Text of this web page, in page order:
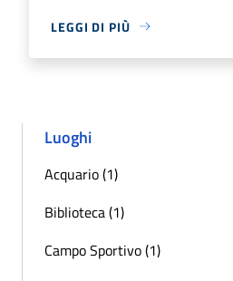
LEGGI DI PIÙ
Luoghi
Acquario (1)
Biblioteca (1)
Campo Sportivo (1)